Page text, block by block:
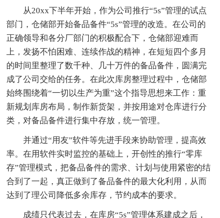
从20xx下半年开始，作为公司推行“5s”管理的试点
部门，仓储部开始备品备件“5s”管理的改造。在公司的
正确领导和各分厂部门的积极配合下，仓储部迎难而
上，发扬不怕困难、连续作战的精神，在短短四个多月
的时间里整理了数千种、几十万件的备品备件，圆满完
成了公司交给的任务。在此次库房整理过程中，仓储部
始终围绕着“一切以生产为重”这个指导思想来工作：重
新规划库房布局，制作新货架，并按用途对仓库进行分
类，对备品备件进行集中存放，统一管理。
并通过“用友”软件等先进手段来协助管理，提高效
率。在用软件实时监控的基础上，开创性的推行“零库
存”管理模式，把备品备件的需求、计划与使用紧密的结
合到了一起，真正做到了备品备件的最大化利用，从而
达到了理公司降低多余库存，节约成本的要求。
成绩只代表过去，在库房“5s”管理体系建成之后，